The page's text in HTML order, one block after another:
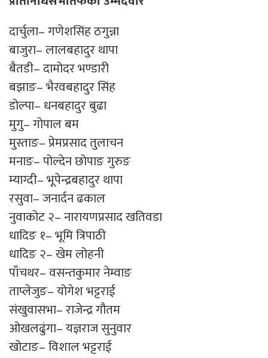
दार्चुला– गणेशसिंह ठगुन्ना
बाजुरा– लालबहादुर थापा
बैतडी– दामोदर भण्डारी
बझाङ– भैरवबहादुर सिंह
डोल्पा– धनबहादुर बुढा
मुगु– गोपाल बम
मुस्ताङ– प्रेमप्रसाद तुलाचन
मनाङ– पोल्देन छोपाङ गुरुङ
म्याग्दी– भूपेन्द्रबहादुर थापा
रसुवा– जनार्दन ढकाल
नुवाकोट २– नारायणप्रसाद खतिवडा
धादिङ १– भूमि त्रिपाठी
धादिङ २– खेम लोहनी
पाँचथर– वसन्तकुमार नेम्वाङ
ताप्लेजुङ– योगेश भट्टराई
संखुवासभा– राजेन्द्र गौतम
ओखलढुंगा– यज्ञराज सुनुवार
खोटाङ– विशाल भट्टराई